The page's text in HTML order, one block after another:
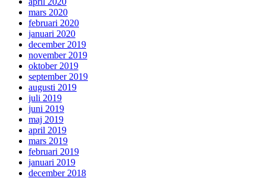
mars 2020
februari 2020
januari 2020
december 2019
november 2019
oktober 2019
september 2019
augusti 2019
juli 2019
juni 2019
maj 2019
april 2019
mars 2019
februari 2019
januari 2019
december 2018